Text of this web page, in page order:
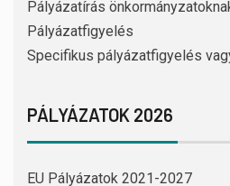
Pályázatírás
Pályázatfigyelés
Specifikus pályázatfigyelés
PÁLYÁZATOK 2026
EU Pályázatok 2021-2027